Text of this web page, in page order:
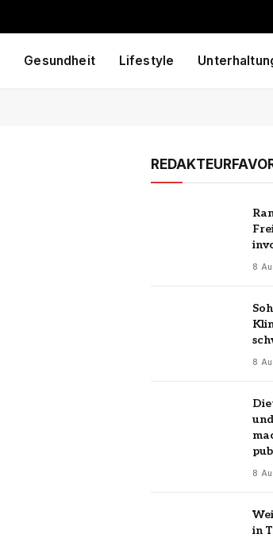
Gesundheit Lifestyle
8
8
8
in